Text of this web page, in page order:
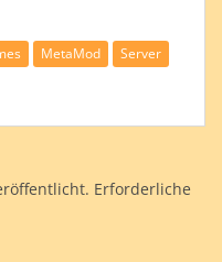
MetaMod
Server
Erforderliche